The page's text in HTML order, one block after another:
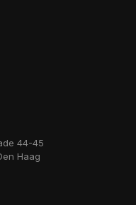
44-45
Haag